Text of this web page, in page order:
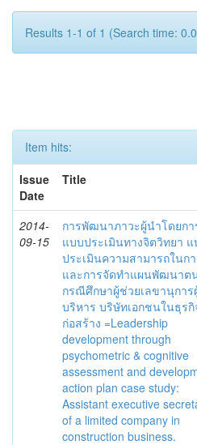
Results 1-1 of 1 (Search time:
Item hits:
Issue
Date
Title
2014-
09-15
การพัฒนาภาวะผู้นำโดยก
แบบประเมินทางจิตวิทยา แ
ประเมินความสามารถในก
และการจัดทำแผนพัฒนาตน
กรณีศึกษาผู้ช่วยเลขานุการ
บริหาร บริษัทเอกชนในธุรกิ
ก่อสร้าง =Leadership
development through
psychometric & cognitive
assessment and
action plan case study:
Assistant executive
of a limited company in
construction business.